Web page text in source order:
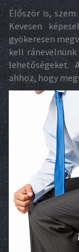
Először is,
Kevesen
gyökeresen
kell
lehetőségeket.
ahhoz, hogy